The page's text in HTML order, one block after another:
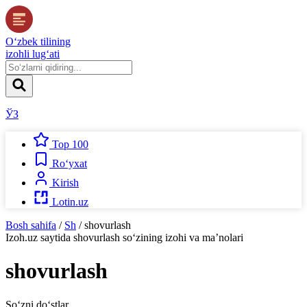
O‘zbek tilining
izohli lug‘ati
ЎЗ
Top 100
Ro‘yxat
Kirish
Lotin.uz
Bosh sahifa / Sh / shovurlash
Izoh.uz saytida shovurlash so‘zining izohi va ma’nolari
shovurlash
So‘zni do‘stlar